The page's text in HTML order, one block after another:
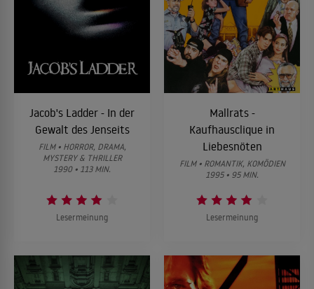
Jacob's Ladder - In der
Gewalt des Jenseits
FILM • HORROR, DRAMA,
MYSTERY & THRILLER
1990 • 113 MIN.
Lesermeinung
Mallrats -
Kaufhausclique in
Liebesnöten
FILM • ROMANTIK, KOMÖDIEN
1995 • 95 MIN.
Lesermeinung